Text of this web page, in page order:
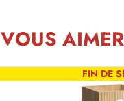
VOUS
FIN DE